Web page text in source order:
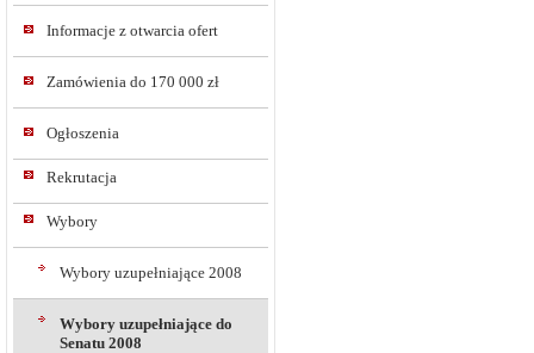
Informacje z otwarcia ofert
Zamówienia do 170 000 zł
Ogłoszenia
Rekrutacja
Wybory
Wybory uzupełniające 2008
Wybory uzupełniające do
Senatu 2008